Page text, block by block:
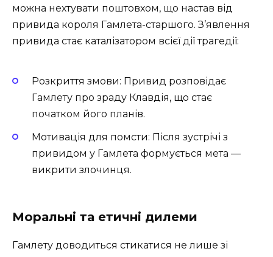
можна нехтувати поштовхом, що настав від
привида короля Гамлета-старшого. З’явлення
привида стає каталізатором всієї дії трагедії:
Розкриття змови: Привид розповідає
Гамлету про зраду Клавдія, що стає
початком його планів.
Мотивація для помсти: Після зустрічі з
привидом у Гамлета формується мета —
викрити злочинця.
Моральні та етичні дилеми
Гамлету доводиться стикатися не лише зі